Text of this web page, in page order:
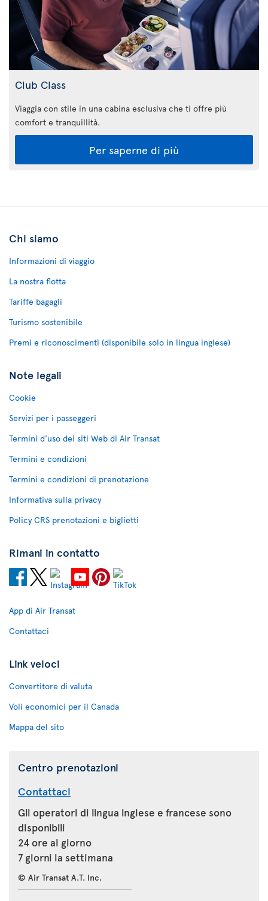
Club Class
Viaggia con stile in una cabina esclusiva che ti offre più
comfort e tranquillità.
Per saperne di più
Chi siamo
Informazioni di viaggio
La nostra flotta
Tariffe bagagli
Turismo sostenibile
Premi e riconoscimenti (disponibile solo in lingua inglese)
Note legali
Cookie
Servizi per i passeggeri
Termini d'uso dei siti Web di Air Transat
Termini e condizioni
Termini e condizioni di prenotazione
Informativa sulla privacy
Policy CRS prenotazioni e biglietti
Rimani in contatto
App di Air Transat
Contattaci
Link veloci
Convertitore di valuta
Voli economici per il Canada
Mappa del sito
Centro prenotazioni
Contattaci
Gli operatori di lingua inglese e francese sono
disponibili
24 ore al giorno
7 giorni la settimana
© Air Transat A.T. Inc.